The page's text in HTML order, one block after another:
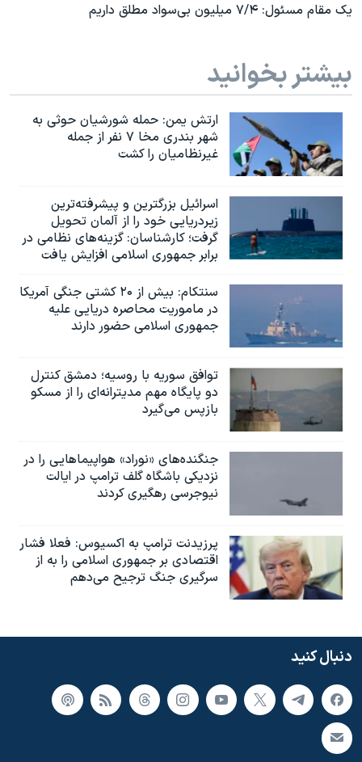
یک مقام مسئول: ۷/۴ میلیون بی‌سواد مطلق داریم
بیشتر بخوانید
ارتش یمن: حمله شورشیان حوثی به
شهر بندری مخا ۷ نفر از جمله
غیرنظامیان را کشت
اسرائيل بزرگترین و پیشرفته‌ترین
زیردریایی خود را از آلمان تحویل
گرفت؛ کارشناسان: گزینه‌های نظامی در
برابر جمهوری اسلامی افزایش یافت
سنتکام: بیش از ۲۰ کشتی جنگی آمریکا
در ماموریت محاصره دریایی علیه
جمهوری اسلامی حضور دارند
توافق سوریه با روسیه؛ دمشق کنترل
دو پایگاه مهم مدیترانه‌ای را از مسکو
بازپس می‌گیرد
جنگنده‌های «نوراد» هواپیماهایی را در
نزدیکی باشگاه گلف ترامپ در ایالت
نیوجرسی رهگیری کردند
پرزیدنت ترامپ به اکسیوس: فعلا فشار
اقتصادی بر جمهوری اسلامی را به از
سرگیری جنگ ترجیح می‌دهم
دنبال کنید